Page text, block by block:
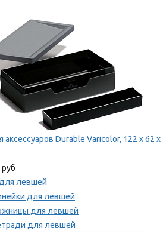
аксессуаров Durable Varicolor, 122 x 62 x
левшей
для левшей
для левшей
для левшей